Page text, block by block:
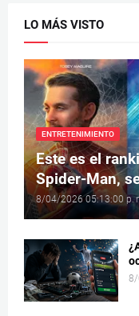
LO MÁS VISTO
ENTRETENIMIENTO
Este es el
Spider-Man,
8/04/2026 05:13:00 p.
8/